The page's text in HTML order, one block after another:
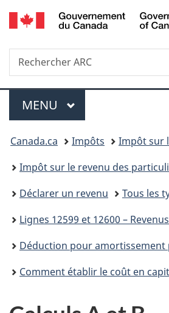
au
à
du
à
Recherche
Rechercher
ARC
Menu
MENU PRINCIPAL
Vous
êtes
ici :
Canada.ca Impôts
Impôt sur
Impôt sur le revenu des
Déclarer un revenu
Tous les
Lignes 12599 et 12600 –
Déduction pour amortissement
Comment établir le coût en capital du